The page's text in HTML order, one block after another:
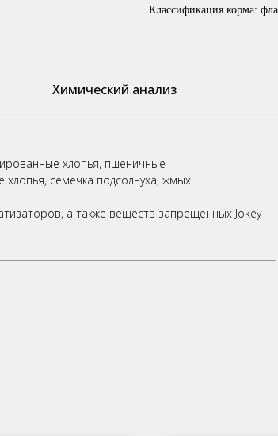
Классификация корма:
Химический анализ
хлопья, пшеничные
семечка подсолнуха, жмых
а также веществ запрещенных Jokey